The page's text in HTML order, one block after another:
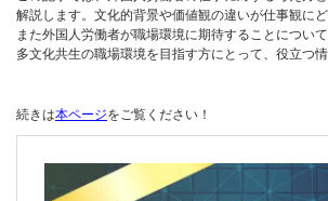
解説します。文化的背景や価値観の違いが仕事観にど
また外国人労働者が職場環境に期待することについ
多文化共生の職場環境を目指す方にとって、役立つ情
続きは本ページをご覧ください！